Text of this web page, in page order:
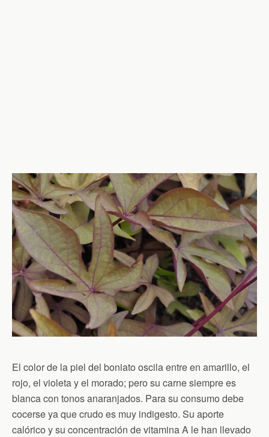
El color de la piel del boniato oscila entre en amarillo, el
rojo, el violeta y el morado; pero su carne siempre es
blanca con tonos anaranjados. Para su consumo debe
cocerse ya que crudo es muy indigesto. Su aporte
calórico y su concentración de vitamina A le han llevado